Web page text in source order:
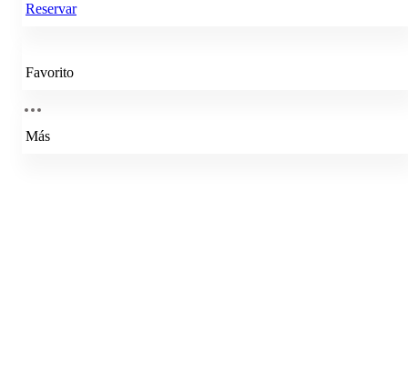
Reservar
Favorito
Más